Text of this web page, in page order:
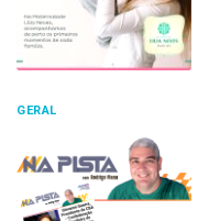
GERAL